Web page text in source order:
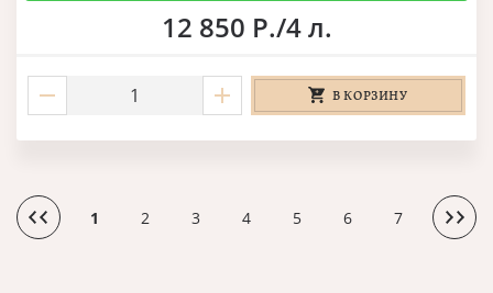
12 850 Р./4 л.
В КОРЗИНУ
1 2 3 4 5 6 7